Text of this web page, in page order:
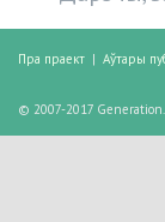
Пра праект | Аўтары
© 2007-2017